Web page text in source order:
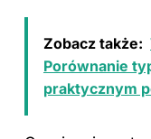
Zobacz także:
Porównanie
praktycznym